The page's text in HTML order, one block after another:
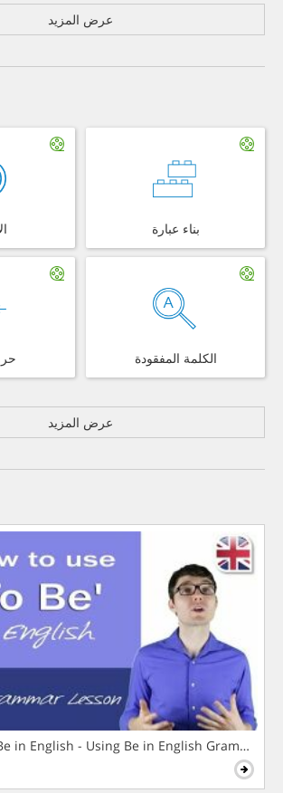
عرض المزيد
بناء عبارة
الكلمة المفقودة
عرض المزيد
in English - Using Be in English Grammar